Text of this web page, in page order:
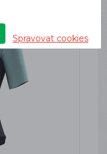
Spravovat cookies